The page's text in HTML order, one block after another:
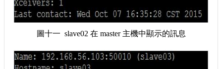
圖十一 slave02 在 master 主機中顯示的訊息